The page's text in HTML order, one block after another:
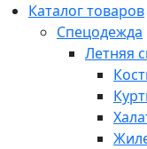
Каталог товаров
Спецодежда
Летняя